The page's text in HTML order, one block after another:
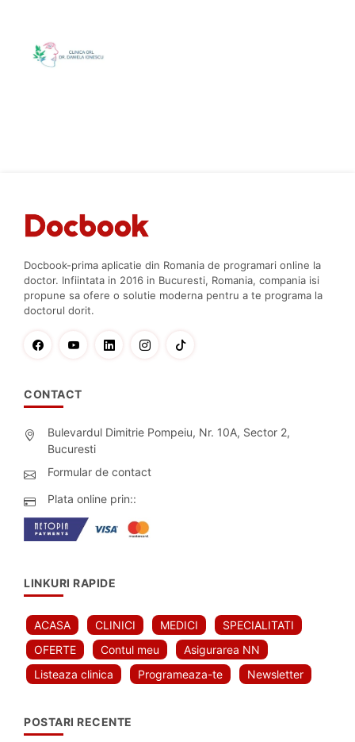
Docbook-prima aplicatie din Romania de programari online la
doctor. Infiintata in 2016 in Bucuresti, Romania, compania isi
propune sa ofere o solutie moderna pentru a te programa la
doctorul dorit.
CONTACT
Bulevardul Dimitrie Pompeiu, Nr. 10A, Sector 2,
Bucuresti
Formular de contact
Plata online prin::
LINKURI RAPIDE
ACASA CLINICI MEDICI
SPECIALITATI
OFERTE
Contul meu
Asigurarea NN
Listeaza clinica
Programeaza-te Newsletter
POSTARI RECENTE